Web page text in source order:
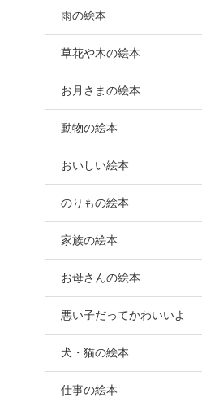
雨の絵本
草花や木の絵本
お月さまの絵本
動物の絵本
おいしい絵本
のりもの絵本
家族の絵本
お母さんの絵本
悪い子だってかわいいよ
犬・猫の絵本
仕事の絵本